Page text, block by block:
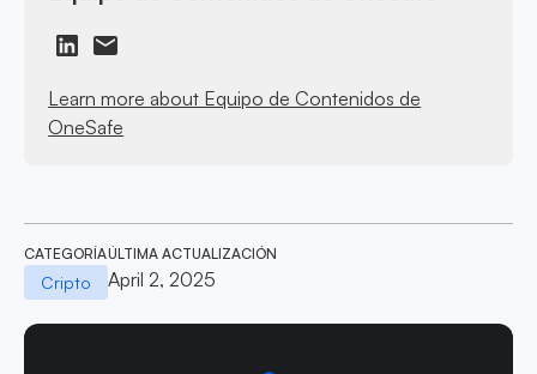
Learn more about Equipo de Contenidos de
OneSafe
CATEGORÍA
Cripto
ÚLTIMA ACTUALIZACIÓN
April 2, 2025